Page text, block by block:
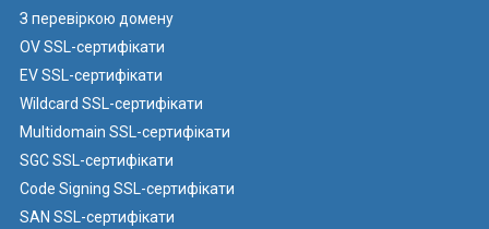
З перевіркою домену
OV SSL-сертифікати
EV SSL-сертифікати
Wildcard SSL-сертифікати
Multidomain SSL-сертифікати
SGC SSL-сертифікати
Code Signing SSL-сертифікати
SAN SSL-сертифікати